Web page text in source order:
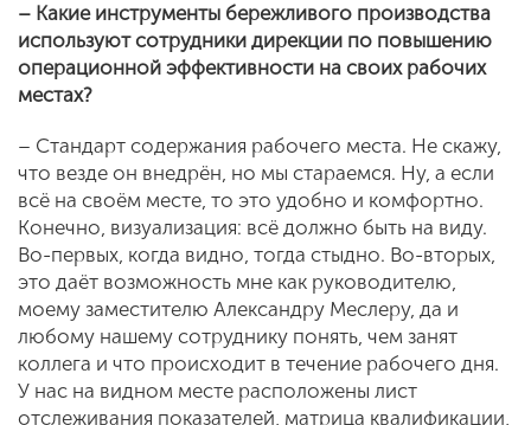
– Какие инструменты бережливого производства
используют сотрудники дирекции по повышению
операционной эффективности на своих рабочих
местах?
– Стандарт содержания рабочего места. Не скажу,
что везде он внедрён, но мы стараемся. Ну, а если
всё на своём месте, то это удобно и комфортно.
Конечно, визуализация: всё должно быть на виду.
Во-первых, когда видно, тогда стыдно. Во-вторых,
это даёт возможность мне как руководителю,
моему заместителю Александру Меслеру, да и
любому нашему сотруднику понять, чем занят
коллега и что происходит в течение рабочего дня.
У нас на видном месте расположены лист
отслеживания показателей, матрица квалификации,